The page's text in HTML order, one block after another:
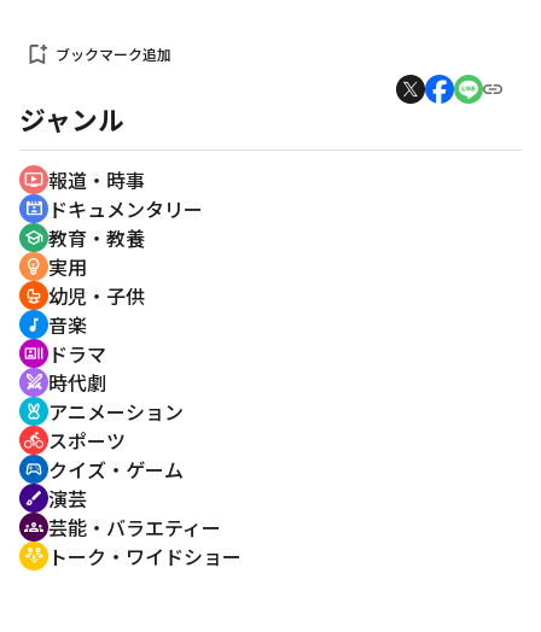
bookmark_add ブックマーク追加
ジャンル
ondemand_video 報道・時事
cinematic_blur ドキュメンタリー
school 教育・教養
emoji_objects 実用
crib 幼児・子供
music_note 音楽
recent_actors ドラマ
swords 時代劇
cruelty_free アニメーション
directions_bike スポーツ
sports_esports クイズ・ゲーム
brush 演芸
groups 芸能・バラエティー
adaptive_audio_mic トーク・ワイドショー